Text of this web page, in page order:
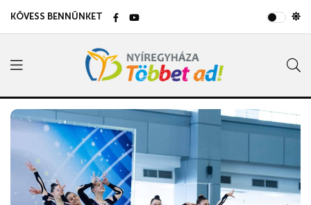
KÖVESS BENNÜNKET